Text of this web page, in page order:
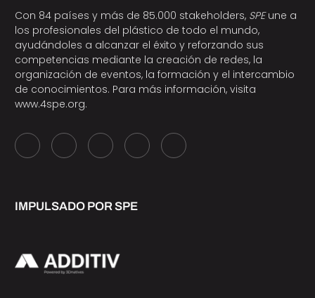
Con 84 países y más de 85.000 stakeholders, SPEune a
los profesionales del plástico de todo el mundo,
ayudándoles a alcanzar el éxito y reforzando sus
competencias mediante la creación de redes, la
organización de eventos, la formación y el intercambio
de conocimientos. Para más información, visita
www.4spe.org.
IMPULSADO POR SPE